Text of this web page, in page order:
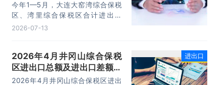
今年1—5月，大连大窑湾综合保税
区、湾里综合保税区合计进出口
332.22亿元，同比增长21%，占大
台。
2026-07-13
2026年4月井冈山综合保税
区进出口总额及进出口差额统
计分析
2026年4月井冈山综合保税区进出
进出口